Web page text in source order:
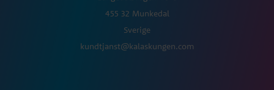
455 32 Munkedal
Sverige
kundtjanst@kalaskungen.com